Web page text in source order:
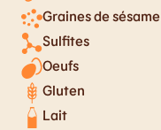
Graines de sésame
Sulfites
Oeufs
Gluten
Lait